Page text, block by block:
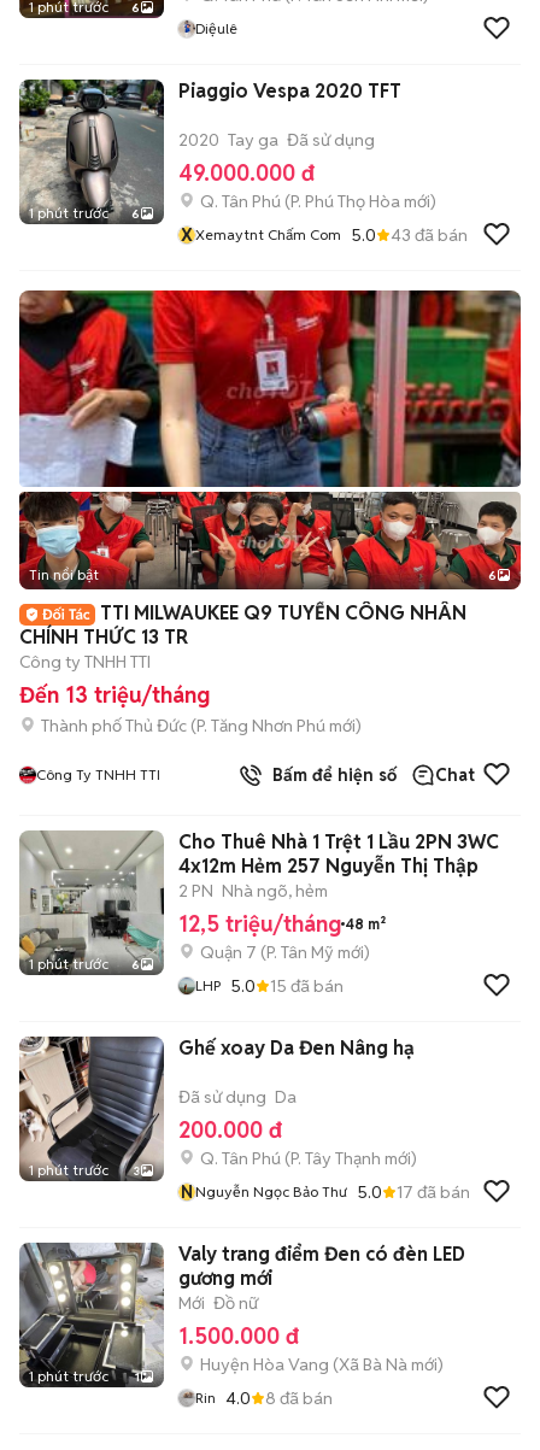
1 phút trước 6
Diệulê
1 phút trước 6
Piaggio Vespa 2020 TFT
2020 Tay ga Đã sử dụng
49.000.000 đ
Q. Tân Phú (P. Phú Thọ Hòa mới)
XXemaytnt Chấm Com 5.0 43 đã bán
+2
Tin nổi bật 6
TTI MILWAUKEE Q9 TUYỂN CÔNG NHÂN
CHÍNH THỨC 13 TR
Công ty TNHH TTI
Đến 13 triệu/tháng
Thành phố Thủ Đức (P. Tăng Nhơn Phú mới)
Công Ty TNHH TTI Bấm để hiện số Chat
1 phút trước 6
Cho Thuê Nhà 1 Trệt 1 Lầu 2PN 3WC
4x12m Hẻm 257 Nguyễn Thị Thập
2 PN Nhà ngõ, hẻm
12,5 triệu/tháng 48 m²
Quận 7 (P. Tân Mỹ mới)
LHP 5.0 15 đã bán
1 phút trước 3
Ghế xoay Da Đen Nâng hạ
Đã sử dụng Da
200.000 đ
Q. Tân Phú (P. Tây Thạnh mới)
NNguyễn Ngọc Bảo Thư 5.0 17 đã bán
1 phút trước 1
Valy trang điểm Đen có đèn LED
gương mới
Mới Đồ nữ
1.500.000 đ
Huyện Hòa Vang (Xã Bà Nà mới)
Rin 4.0 8 đã bán